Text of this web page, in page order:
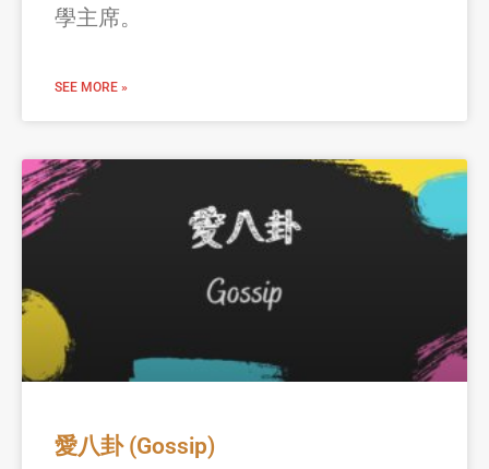
學主席。
SEE MORE »
愛八卦 (Gossip)